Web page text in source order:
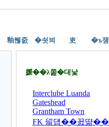
釉붾줈
洹�
�쇳븨
吏
���
�ъ쟾
媛��λ쭖�대낯
Interclube Luanda
Gateshead
Grantham Town
FK 留덉��꾨땲��